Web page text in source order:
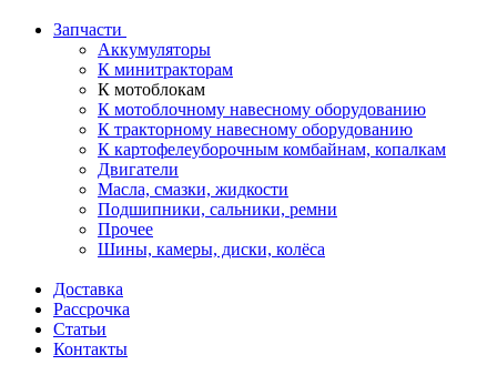
Запчасти
Аккумуляторы
К минитракторам
К мотоблокам
К мотоблочному навесному оборудованию
К тракторному навесному оборудованию
К картофелеуборочным комбайнам, копалкам
Двигатели
Масла, смазки, жидкости
Подшипники, сальники, ремни
Прочее
Шины, камеры, диски, колёса
Доставка
Рассрочка
Статьи
Контакты